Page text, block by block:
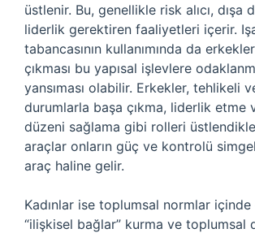
üstlenir. Bu, genellikle risk alıcı, dışa
liderlik gerektiren faaliyetleri içerir.
tabancasının kullanımında da
çıkması bu yapısal işlevlere
yansıması olabilir. Erkekler, tehlikeli
durumlarla başa çıkma, liderlik etme
düzeni sağlama gibi rolleri
araçlar onların güç ve kontrolü
araç haline gelir.
Kadınlar ise toplumsal normlar
“ilişkisel bağlar” kurma ve toplumsal